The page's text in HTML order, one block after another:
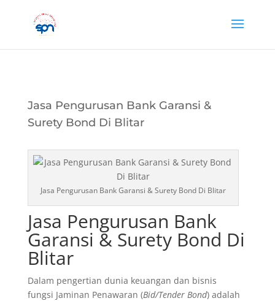
Jasa Pengurusan Bank Garansi &
Surety Bond Di Blitar
Jasa Pengurusan Bank Garansi & Surety Bond Di Blitar
Jasa Pengurusan Bank
Garansi & Surety Bond Di
Blitar
Dalam pengertian dunia keuangan dan bisnis
fungsi Jaminan Penawaran (Bid/Tender Bond) adalah